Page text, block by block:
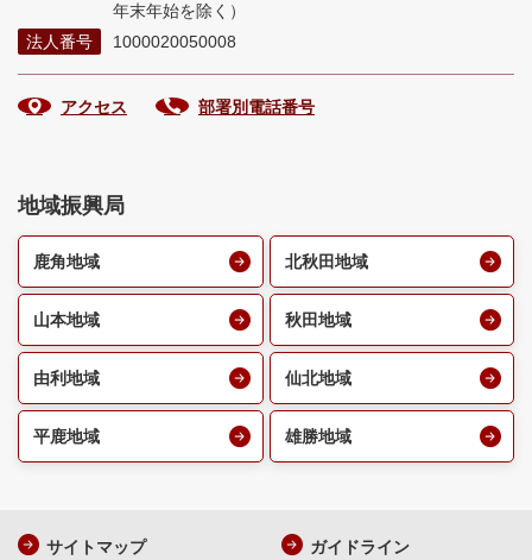
年末年始を除く）
法人番号
1000020050008
アクセス 部署別電話番号
地域振興局
鹿角地域 北秋田地域
山本地域 秋田地域
由利地域 仙北地域
平鹿地域 雄勝地域
サイトマップ ガイドライン